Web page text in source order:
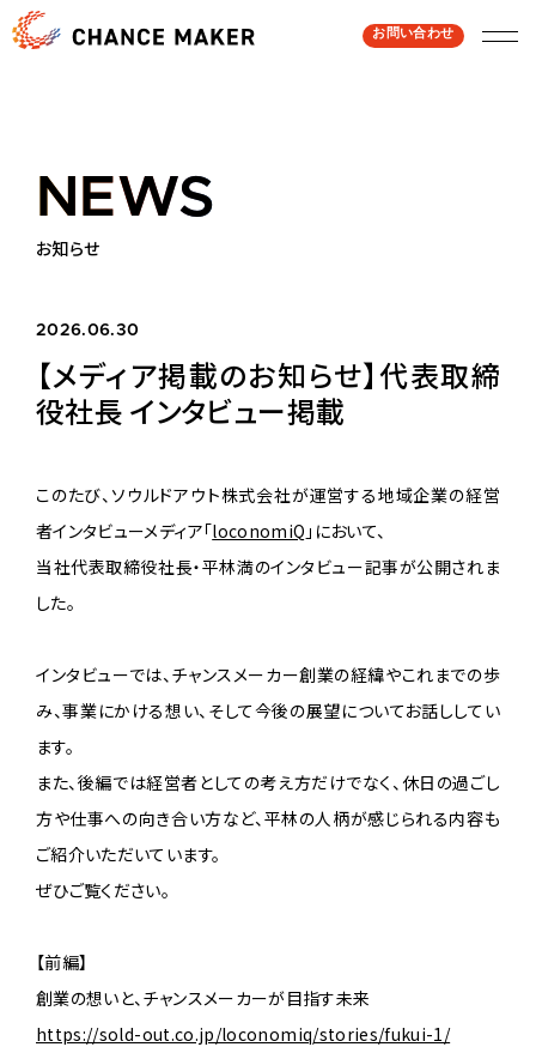
お問い合わせ
NEWS
NEWS
お知らせ
2026.06.30
【メディア掲載のお知らせ】代表取締
役社長 インタビュー掲載
このたび、ソウルドアウト株式会社が運営する地域企業の経営
者インタビューメディア「loconomiQ 」において、
当社代表取締役社長・平林満のインタビュー記事が公開されま
した。
インタビューでは、チャンスメーカー創業の経緯やこれまでの歩
み、事業にかける想い、そして今後の展望についてお話ししてい
ます。
また、後編では経営者としての考え方だけでなく、休日の過ごし
方や仕事への向き合い方など、平林の人柄が感じられる内容も
ご紹介いただいています。
ぜひご覧ください。
【前編】
創業の想いと、チャンスメーカーが目指す未来
https://sold-out.co.jp/loconomiq/stories/fukui-1/